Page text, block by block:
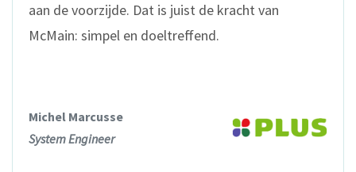
aan de voorzijde. Dat is juist de kracht van
McMain: simpel en doeltreffend.
Michel Marcusse
System Engineer